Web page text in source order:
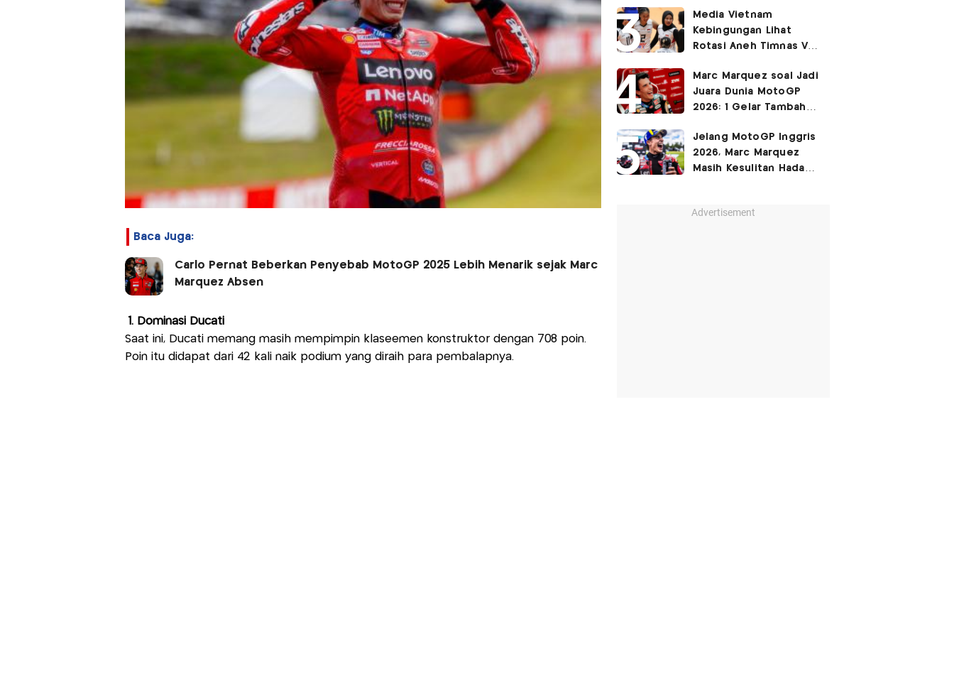
Baca Juga:
Carlo Pernat Beberkan Penyebab MotoGP 2025 Lebih Menarik sejak Marc
Marquez Absen
1. Dominasi Ducati
Saat ini, Ducati memang masih mempimpin klaseemen konstruktor dengan 708 poin.
Poin itu didapat dari 42 kali naik podium yang diraih para pembalapnya.
Garuda Pertiwi Menang
3-2
Media Vietnam
Kebingungan Lihat
Rotasi Aneh Timnas Voli
SEA Womens V Cup
2026
Marc Marquez soal Jadi
Juara Dunia MotoGP
2026: 1 Gelar Tambahan
Saya
Jelang MotoGP Inggris
2026, Marc Marquez
Masih Kesulitan Hadapi
Advertisement